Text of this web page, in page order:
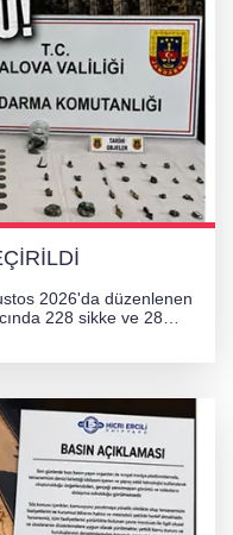
2026'da düzenlenen
228 sikke ve 28